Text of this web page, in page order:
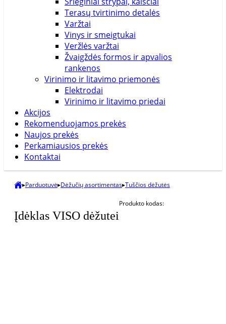
Terasų tvirtinimo detalės
Varžtai
Vinys ir smeigtukai
Veržlės varžtai
Žvaigždės formos ir apvalios
rankenos
Virinimo ir litavimo priemonės
Elektrodai
Virinimo ir litavimo priedai
Akcijos
Rekomenduojamos prekės
Naujos prekės
Perkamiausios prekės
Kontaktai
▸Parduotuvė▸Dėžučių asortimentas▸Tuščios dėžutės
Įdėklas VISO dėžutei
Produkto kodas: